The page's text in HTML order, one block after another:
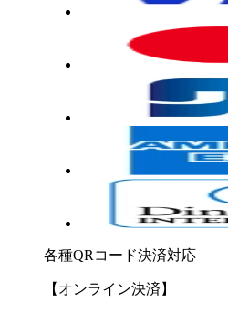
各種QRコード決済対応
【オンライン決済】